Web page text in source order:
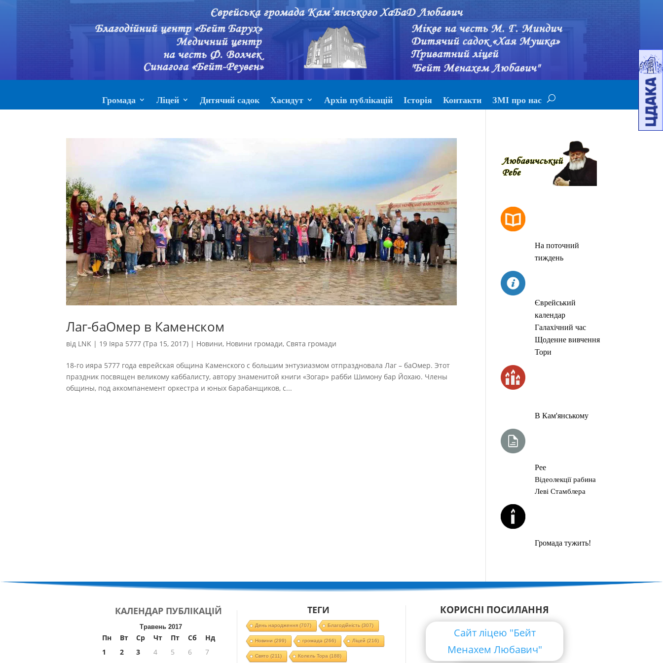
Громада Ліцей Дитячий садок Хасидут Архів публікацій Історія Контакти ЗМІ про нас
Лаг-баОмер в Каменском
від LNK | 19 Іяра 5777 (Тра 15, 2017) | Новини, Новини громади, Свята громади
18-го ияра 5777 года еврейская община Каменского с большим энтузиазмом отпраздновала Лаг – баОмер. Этот
праздник посвящен великому каббалисту, автору знаменитой книги «Зогар» рабби Шимону бар Йохаю. Члены
общины, под аккомпанемент оркестра и юных барабанщиков, с...
На поточний
тиждень
Єврейський
календар
Галахічний час
Щоденне вивчення
Тори
В Кам'янському
Рее
Відеолекції рабина
Леві Стамблера
Громада тужить!
КАЛЕНДАР ПУБЛІКАЦІЙ
Травень 2017
Пн Вт Ср Чт Пт Сб
Нд
1
2 3 4 5 6
7
ТЕГИ
День народження(707) Благодійність (307)
Новини (299) громада (266) Ліцей (216)
Свято (211) Колель Тора (188)
КОРИСНІ ПОСИЛАННЯ
Сайт ліцею "Бейт
Менахем Любавич"